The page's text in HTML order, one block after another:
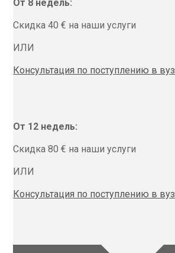
От 8 недель:
Скидка 40 € на наши услуги
ИЛИ
Консультация по поступлению в вуз
От 12 недель:
Скидка 80 € на наши услуги
ИЛИ
Консультация по поступлению в вуз